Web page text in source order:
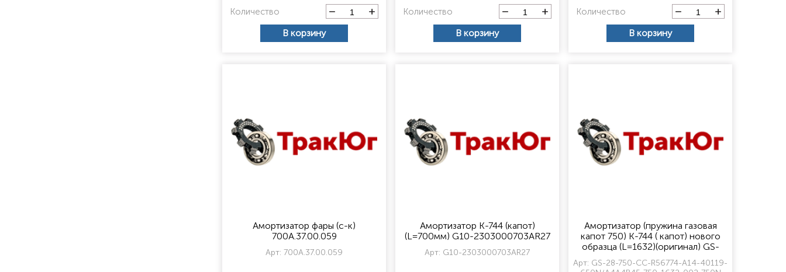
Количество
В корзину
Количество
В корзину
Количество
В корзину
Амортизатор фары (с-к)
700А.37.00.059
Арт: 700А.37.00.059
Амортизатор К-744 (капот)
(L=700мм) G10-2303000703AR27
Арт: G10-2303000703AR27
Амортизатор (пружина газовая
капот 750) К-744 ( капот) нового
образца (L=1632)(оригинал) GS-
28-750-CC-R56774-A14-40119-
650N/А4А4В45-750-1632-002-
Арт: GS-28-750-CC-R56774-A14-40119-